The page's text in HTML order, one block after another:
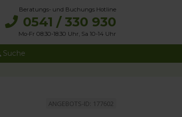
Beratungs- und Buchungs Hotline
0541 / 330 930
Mo-Fr 08:30-18:30 Uhr, Sa 10-14 Uhr
Suche
ANGEBOTS-ID: 177602